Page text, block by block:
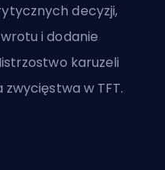
decyzji,
i dodanie
karuzeli
w TFT.